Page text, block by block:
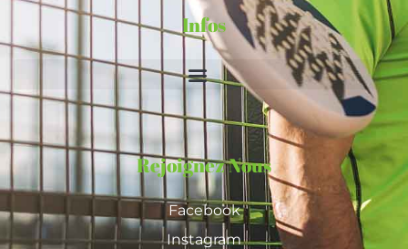
Infos
Rejoignez Nous
Facebook
Instagram